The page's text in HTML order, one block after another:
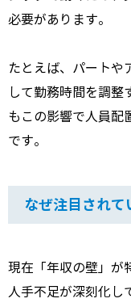
必要があります。
たとえば、パートや
して勤務時間を調整
もこの影響で人員配
です。
なぜ注目されて
現在「年収の壁」が
人手不足が深刻化し